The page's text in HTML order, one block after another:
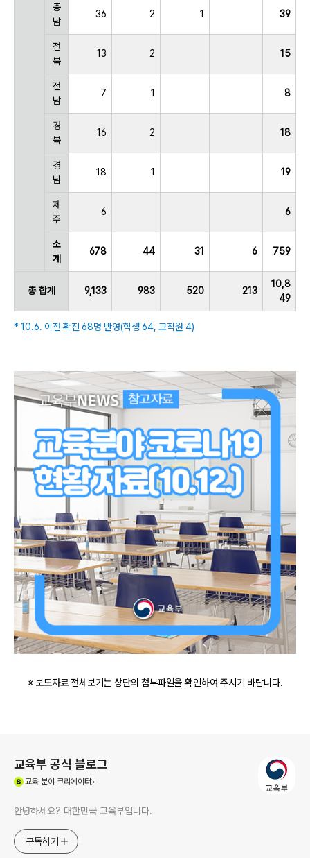
충
남
36 2 1 39
전
북
13 2 15
전
남
7 1 8
경
북
16 2 18
경
남
18 1 19
제
주
6 6
소
계
678 44 31 6 759
총 합계 9,133 983 520 213
10,8
49
* 10.6. 이전 확진 68명 반영(학생 64, 교직원 4)
※ 보도자료 전체보기는 상단의 첨부파일을 확인하여 주시기 바랍니다.
교육부 공식 블로그
교육분야 크리에이터
안녕하세요? 대한민국 교육부입니다.
구독하기